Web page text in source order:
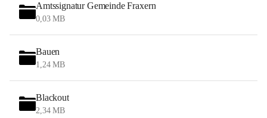
Amtssignatur Gemeinde Fraxern
0,03 MB
Bauen
1,24 MB
Blackout
2,34 MB